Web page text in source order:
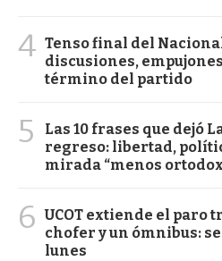
4 Tenso final del
discusiones,
término del partido
5
Las 10 frases que dejó
regreso: libertad,
mirada “menos
6 UCOT extiende el paro
chofer y un ómnibus:
lunes